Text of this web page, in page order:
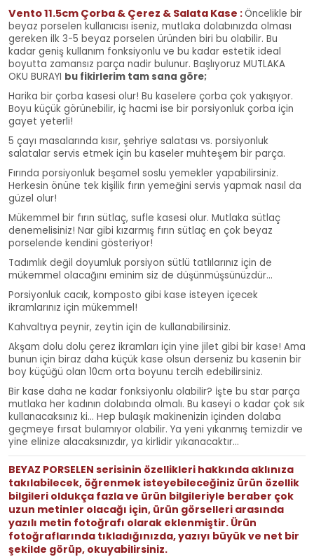
Vento 11.5cm Çorba & Çerez & Salata Kase :Öncelikle bir
beyaz porselen kullanıcısı iseniz, mutlaka dolabınızda olması
gereken ilk 3-5 beyaz porselen üründen biri bu olabilir. Bu
kadar geniş kullanım fonksiyonlu ve bu kadar estetik ideal
boyutta zamansız parça nadir bulunur. Başlıyoruz MUTLAKA
OKU BURAYI bu fikirlerim tam sana göre;
Harika bir çorba kasesi olur! Bu kaselere çorba çok yakışıyor.
Boyu küçük görünebilir, iç hacmi ise bir porsiyonluk çorba için
gayet yeterli!
5 çayı masalarında kısır, şehriye salatası vs. porsiyonluk
salatalar servis etmek için bu kaseler muhteşem bir parça.
Fırında porsiyonluk beşamel soslu yemekler yapabilirsiniz.
Herkesin önüne tek kişilik fırın yemeğini servis yapmak nasıl da
güzel olur!
Mükemmel bir fırın sütlaç, sufle kasesi olur. Mutlaka sütlaç
denemelisiniz! Nar gibi kızarmış fırın sütlaç en çok beyaz
porselende kendini gösteriyor!
Tadımlık değil doyumluk porsiyon sütlü tatlılarınız için de
mükemmel olacağını eminim siz de düşünmüşsünüzdür...
Porsiyonluk cacık, komposto gibi kase isteyen içecek
ikramlarınız için mükemmel!
Kahvaltıya peynir, zeytin için de kullanabilirsiniz.
Akşam dolu dolu çerez ikramları için yine jilet gibi bir kase! Ama
bunun için biraz daha küçük kase olsun derseniz bu kasenin bir
boy küçüğü olan 10cm orta boyunu tercih edebilirsiniz.
Bir kase daha ne kadar fonksiyonlu olabilir? İşte bu star parça
mutlaka her kadının dolabında olmalı. Bu kaseyi o kadar çok sık
kullanacaksınız ki... Hep bulaşık makinenizin içinden dolaba
geçmeye fırsat bulamıyor olabilir. Ya yeni yıkanmış temizdir ve
yine elinize alacaksınızdır, ya kirlidir yıkanacaktır...
BEYAZ PORSELEN serisinin özellikleri hakkında aklınıza
takılabilecek, öğrenmek isteyebileceğiniz ürün özellik
bilgileri oldukça fazla ve ürün bilgileriyle beraber çok
uzun metinler olacağı için, ürün görselleri arasında
yazılı metin fotoğrafı olarak eklenmiştir. Ürün
fotoğraflarında tıkladığınızda, yazıyı büyük ve net bir
şekilde görüp, okuyabilirsiniz.